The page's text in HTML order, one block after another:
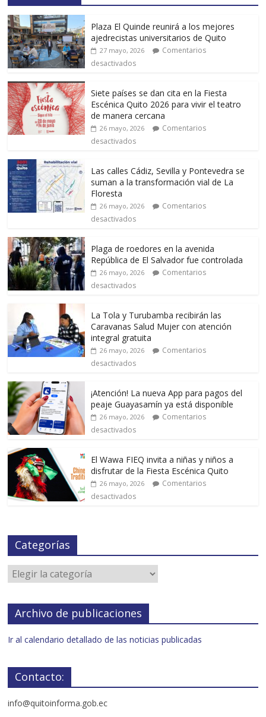
Plaza El Quinde reunirá a los mejores
ajedrecistas universitarios de Quito
27 mayo, 2026
Comentarios
desactivados
Siete países se dan cita en la Fiesta
Escénica Quito 2026 para vivir el teatro
de manera cercana
26 mayo, 2026
Comentarios
desactivados
Las calles Cádiz, Sevilla y Pontevedra se
suman a la transformación vial de La
Floresta
26 mayo, 2026
Comentarios
desactivados
Plaga de roedores en la avenida
República de El Salvador fue controlada
26 mayo, 2026
Comentarios
desactivados
La Tola y Turubamba recibirán las
Caravanas Salud Mujer con atención
integral gratuita
26 mayo, 2026
Comentarios
desactivados
¡Atención! La nueva App para pagos del
peaje Guayasamín ya está disponible
26 mayo, 2026
Comentarios
desactivados
El Wawa FIEQ invita a niñas y niños a
disfrutar de la Fiesta Escénica Quito
26 mayo, 2026
Comentarios
desactivados
Categorías
Archivo de publicaciones
Ir al calendario detallado de las noticias publicadas
Contacto:
info@quitoinforma.gob.ec